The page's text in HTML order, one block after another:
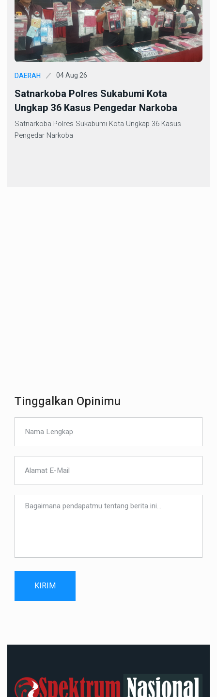
DAERAH 04 Aug 26
Satnarkoba Polres Sukabumi Kota
Ungkap 36 Kasus Pengedar Narkoba
Satnarkoba Polres Sukabumi Kota Ungkap 36 Kasus
Pengedar Narkoba
Tinggalkan Opinimu
KIRIM